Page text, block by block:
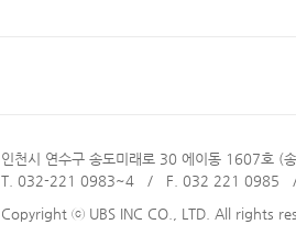
인천시 연수구 송도미래로 30 에이동 1607호 (
T. 032-221 0983~4 / F. 032 221 0985 /
Copyright ⓒ UBS INC CO., LTD. All rights